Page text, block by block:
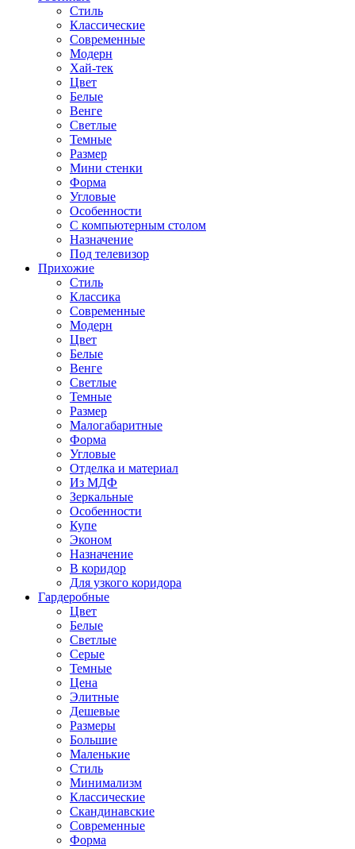
Стиль
Классические
Современные
Модерн
Хай-тек
Цвет
Белые
Венге
Светлые
Темные
Размер
Мини стенки
Форма
Угловые
Особенности
С компьютерным столом
Назначение
Под телевизор
Прихожие
Стиль
Классика
Современные
Модерн
Цвет
Белые
Венге
Светлые
Темные
Размер
Малогабаритные
Форма
Угловые
Отделка и материал
Из МДФ
Зеркальные
Особенности
Купе
Эконом
Назначение
В коридор
Для узкого коридора
Гардеробные
Цвет
Белые
Светлые
Серые
Темные
Цена
Элитные
Дешевые
Размеры
Большие
Маленькие
Стиль
Минимализм
Классические
Скандинавские
Современные
Форма